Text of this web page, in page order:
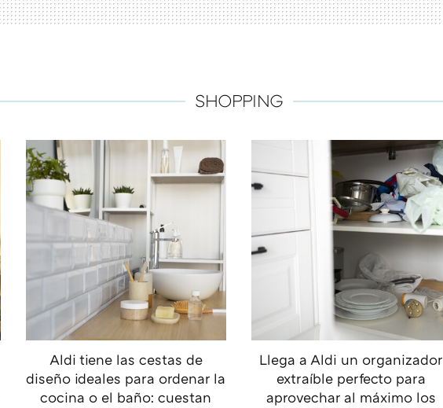
SHOPPING
Aldi tiene las cestas de
diseño ideales para ordenar la
cocina o el baño: cuestan
Llega a Aldi un organizador
extraíble perfecto para
aprovechar al máximo los